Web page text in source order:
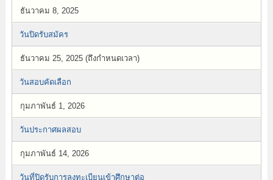
ธันวาคม 8, 2025
วันปิดรับสมัคร
ธันวาคม 25, 2025 (ถึงกำหนดเวลา)
วันสอบคัดเลือก
กุมภาพันธ์ 1, 2026
วันประกาศผลสอบ
กุมภาพันธ์ 14, 2026
วันที่ปิดรับการลงทะเบียนเข้าศึกษาต่อ